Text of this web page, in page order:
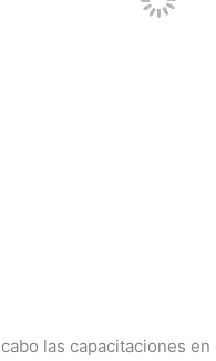
las capacitaciones